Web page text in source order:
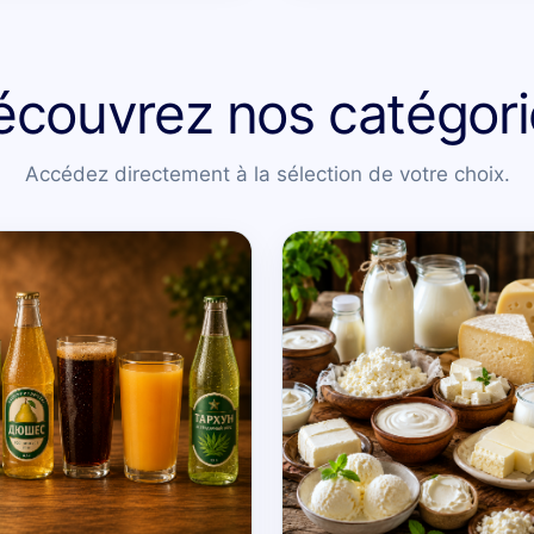
nos
Accédez directement à la sélection de votre choix.